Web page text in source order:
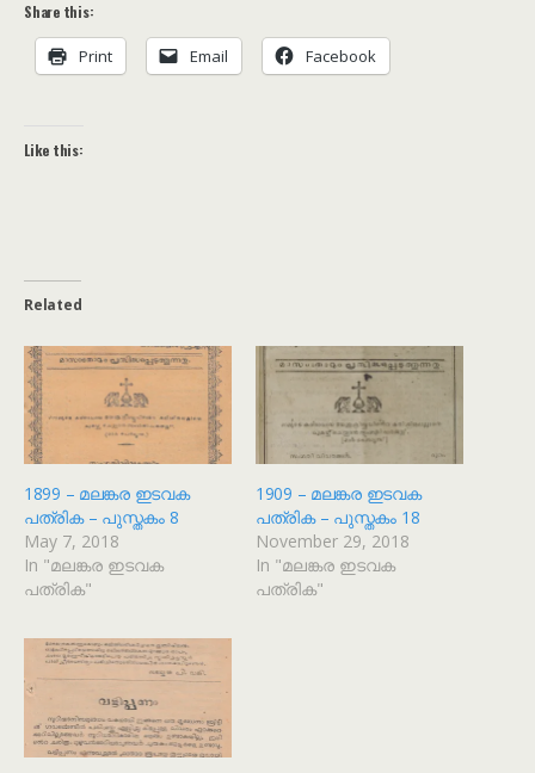
Share this:
Print Email Facebook
Like this:
Related
1899 – മലങ്കര ഇടവക
പത്രിക – പുസ്തകം 8
May 7, 2018
In "മലങ്കര ഇടവക
പത്രിക"
1909 – മലങ്കര ഇടവക
പത്രിക – പുസ്തകം 18
November 29, 2018
In "മലങ്കര ഇടവക
പത്രിക"